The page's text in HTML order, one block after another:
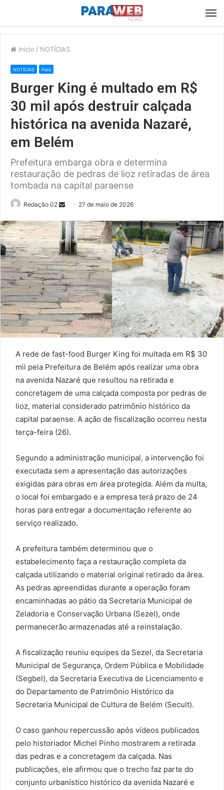
Início / NOTÍCIAS
NOTÍCIAS Pará
Burger King é multado em R$
30 mil após destruir calçada
histórica na avenida Nazaré,
em Belém
Prefeitura embarga obra e determina
restauração de pedras de lioz retiradas de área
tombada na capital paraense
Redação 02
Send
email
27 de maio de 2026
A rede de fast-food Burger King foi multada em R$ 30
mil pela Prefeitura de Belém após realizar uma obra
na avenida Nazaré que resultou na retirada e
concretagem de uma calçada composta por pedras de
lioz, material considerado patrimônio histórico da
capital paraense. A ação de fiscalização ocorreu nesta
terça-feira (26).
Segundo a administração municipal, a intervenção foi
executada sem a apresentação das autorizações
exigidas para obras em área protegida. Além da multa,
o local foi embargado e a empresa terá prazo de 24
horas para entregar a documentação referente ao
serviço realizado.
A prefeitura também determinou que o
estabelecimento faça a restauração completa da
calçada utilizando o material original retirado da área.
As pedras apreendidas durante a operação foram
encaminhadas ao pátio da Secretaria Municipal de
Zeladoria e Conservação Urbana (Sezel), onde
permanecerão armazenadas até a reinstalação.
A fiscalização reuniu equipes da Sezel, da Secretaria
Municipal de Segurança, Ordem Pública e Mobilidade
(Segbel), da Secretaria Executiva de Licenciamento e
do Departamento de Patrimônio Histórico da
Secretaria Municipal de Cultura de Belém (Secult).
O caso ganhou repercussão após vídeos publicados
pelo historiador Michel Pinho mostrarem a retirada
das pedras e a concretagem da calçada. Nas
publicações, ele afirmou que o trecho faz parte do
conjunto urbanístico histórico da avenida Nazaré e